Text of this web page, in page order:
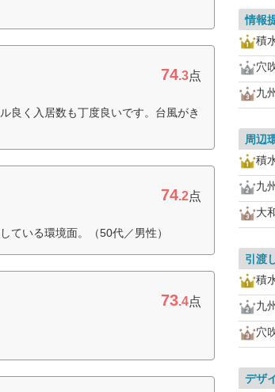
74.3点
良く入居数も丁度良いです。台風がき
74.2点
ている環境面。（50代／男性）
73.4点
情報
積
穴
九
周辺
積
九
大
引渡
積
九
穴
デザ